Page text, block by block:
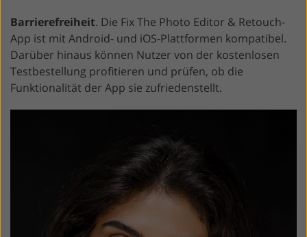
Barrierefreiheit. Die Fix The Photo Editor & Retouch-
App ist mit Android- und iOS-Plattformen kompatibel.
Darüber hinaus können Nutzer von der kostenlosen
Testbestellung profitieren und prüfen, ob die
Funktionalität der App sie zufriedenstellt.